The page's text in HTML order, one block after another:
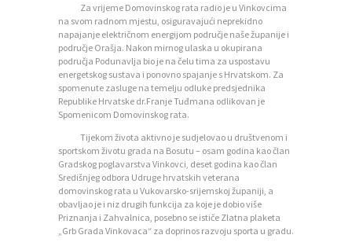
Za vrijeme Domovinskog rata radio je u Vinkovcima
na svom radnom mjestu, osiguravajući neprekidno
napajanje električnom energijom područje naše županije i
područje Orašja. Nakon mirnog ulaska u okupirana
područja Podunavlja bio je na čelu tima za uspostavu
energetskog sustava i ponovno spajanje s Hrvatskom. Za
spomenute zasluge na temelju odluke predsjednika
Republike Hrvatske dr.Franje Tuđmana odlikovan je
Spomenicom Domovinskog rata.
Tijekom života aktivno je sudjelovao u društvenom i
sportskom životu grada na Bosutu – osam godina kao član
Gradskog poglavarstva Vinkovci, deset godina kao član
Središnjeg odbora Udruge hrvatskih veterana
domovinskog rata u Vukovarsko-srijemskoj županiji, a
obavljao je i niz drugih funkcija za koje je dobio više
Priznanja i Zahvalnica, posebno se ističe Zlatna plaketa
„Grb Grada Vinkovaca“ za doprinos razvoju sporta u gradu.